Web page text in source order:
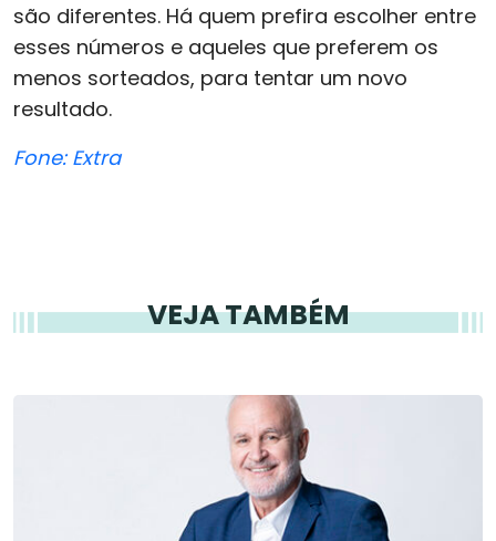
são diferentes. Há quem prefira escolher entre
esses números e aqueles que preferem os
menos sorteados, para tentar um novo
resultado.
Fone: Extra
VEJA TAMBÉM